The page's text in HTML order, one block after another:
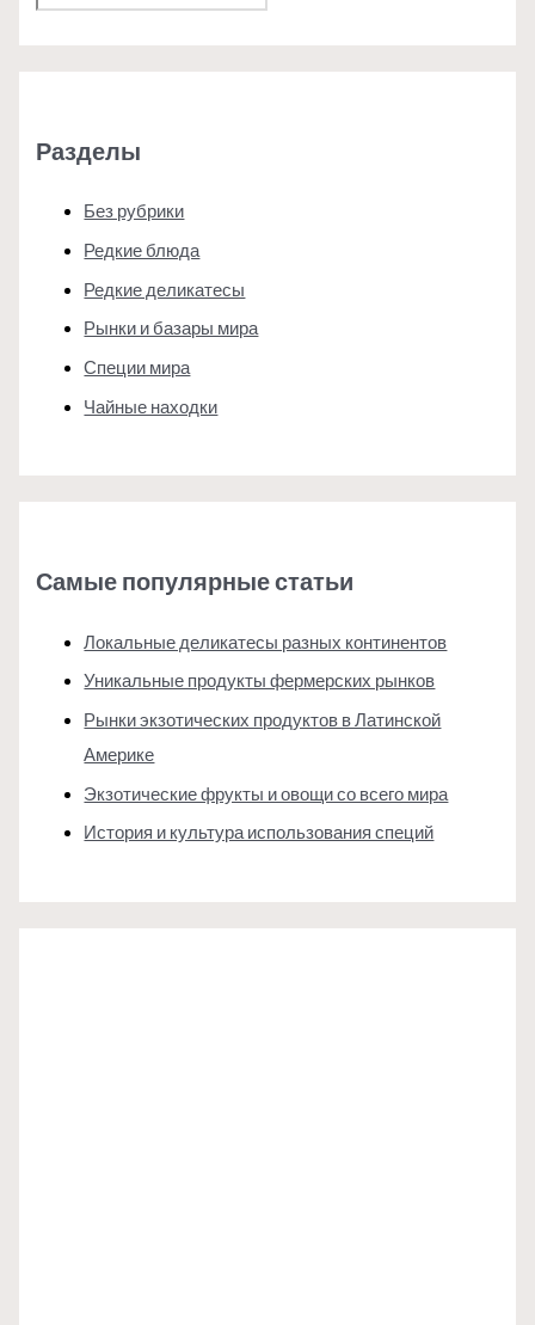
Разделы
Без рубрики
Редкие блюда
Редкие деликатесы
Рынки и базары мира
Специи мира
Чайные находки
Самые популярные статьи
Локальные деликатесы разных континентов
Уникальные продукты фермерских рынков
Рынки экзотических продуктов в Латинской
Америке
Экзотические фрукты и овощи со всего мира
История и культура использования специй